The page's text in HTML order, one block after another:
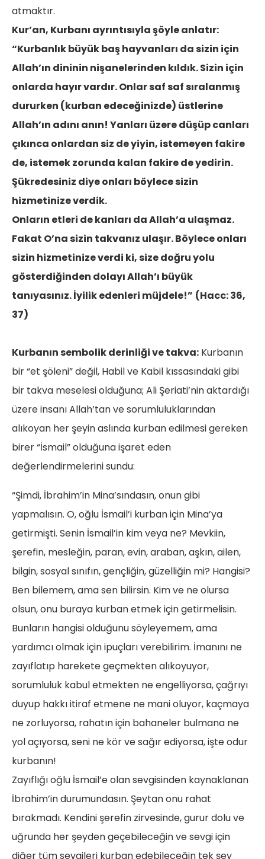
atmaktır.
Kur’an, Kurbanı ayrıntısıyla şöyle anlatır:
“Kurbanlık büyük baş hayvanları da sizin için
Allah’ın dininin nişanelerinden kıldık. Sizin için
onlarda hayır vardır. Onlar saf saf sıralanmış
dururken (kurban edeceğinizde) üstlerine
Allah’ın adını anın! Yanları üzere düşüp canları
çıkınca onlardan siz de yiyin, istemeyen fakire
de, istemek zorunda kalan fakire de yedirin.
Şükredesiniz diye onları böylece sizin
hizmetinize verdik.
Onların etleri de kanları da Allah’a ulaşmaz.
Fakat O’na sizin takvanız ulaşır. Böylece onları
sizin hizmetinize verdi ki, size doğru yolu
gösterdiğinden dolayı Allah’ı büyük
tanıyasınız. İyilik edenleri müjdele!” (Hacc: 36,
37)
Kurbanın sembolik derinliği ve takva: Kurbanın
bir “et şöleni” değil, Habil ve Kabil kıssasındaki gibi
bir takva meselesi olduğuna; Ali Şeriati’nin aktardığı
üzere insanı Allah’tan ve sorumluluklarından
alıkoyan her şeyin aslında kurban edilmesi gereken
birer “İsmail” olduğuna işaret eden
değerlendirmelerini sundu:
“Şimdi, İbrahim’in Mina’sındasın, onun gibi
yapmalısın. O, oğlu İsmail’i kurban için Mina’ya
getirmişti. Senin İsmail’in kim veya ne? Mevkiin,
şerefin, mesleğin, paran, evin, araban, aşkın, ailen,
bilgin, sosyal sınıfın, gençliğin, güzelliğin mi? Hangisi?
Ben bilemem, ama sen bilirsin. Kim ve ne olursa
olsun, onu buraya kurban etmek için getirmelisin.
Bunların hangisi olduğunu söyleyemem, ama
yardımcı olmak için ipuçları verebilirim. İmanını ne
zayıflatıp harekete geçmekten alıkoyuyor,
sorumluluk kabul etmekten ne engelliyorsa, çağrıyı
duyup hakkı itiraf etmene ne mani oluyor, kaçmaya
ne zorluyorsa, rahatın için bahaneler bulmana ne
yol açıyorsa, seni ne kör ve sağır ediyorsa, işte odur
kurbanın!
Zayıflığı oğlu İsmail’e olan sevgisinden kaynaklanan
İbrahim’in durumundasın. Şeytan onu rahat
bırakmadı. Kendini şerefin zirvesinde, gurur dolu ve
uğrunda her şeyden geçebileceğin ve sevgi için
diğer tüm sevgileri kurban edebileceğin tek şey